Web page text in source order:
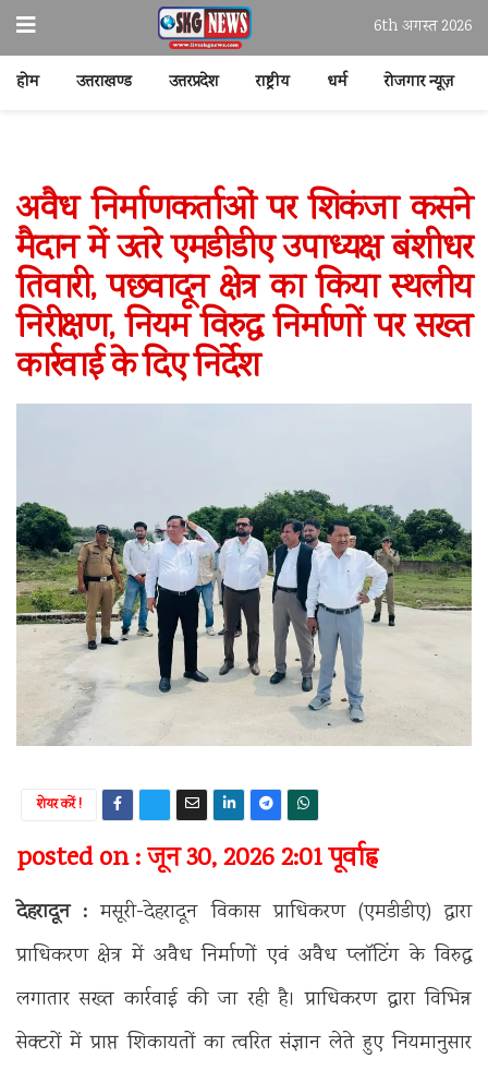
6th अगस्त 2026
होम उत्तराखण्ड उत्तरप्रदेश राष्ट्रीय धर्म रोजगार न्यूज़
अवैध निर्माणकर्ताओं पर शिकंजा कसने
मैदान में उतरे एमडीडीए उपाध्यक्ष बंशीधर
तिवारी, पछवादून क्षेत्र का किया स्थलीय
निरीक्षण, नियम विरुद्ध निर्माणों पर सख्त
कार्रवाई के दिए निर्देश
शेयर करें !
posted on : जून 30, 2026 2:01 पूर्वाह्न
देहरादून : मसूरी-देहरादून विकास प्राधिकरण (एमडीडीए) द्वारा
प्राधिकरण क्षेत्र में अवैध निर्माणों एवं अवैध प्लॉटिंग के विरुद्ध
लगातार सख्त कार्रवाई की जा रही है। प्राधिकरण द्वारा विभिन्न
सेक्टरों में प्राप्त शिकायतों का त्वरित संज्ञान लेते हुए नियमानुसार